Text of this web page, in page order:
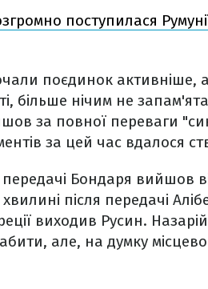
поступилася
поєдинок активніше,
більше нічим не
за повної переваги
за цей час вдалося
Бондаря вийшов
після передачі
виходив Русин.
але, на думку